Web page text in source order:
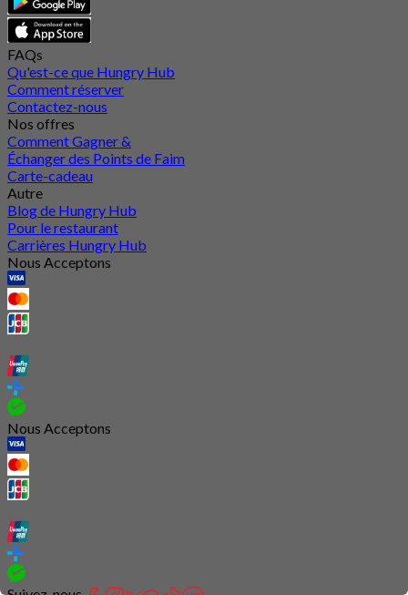
FAQs
Qu'est-ce que Hungry Hub
Comment réserver
Contactez-nous
Nos offres
Comment Gagner &
Échanger des Points de Faim
Carte-cadeau
Autre
Blog de Hungry Hub
Pour le restaurant
Carrières Hungry Hub
Nous Acceptons
Nous Acceptons